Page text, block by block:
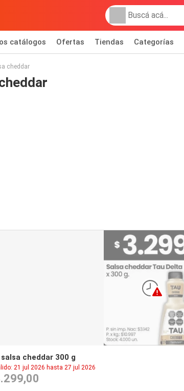
catálogos Ofertas Tiendas Categorías
cheddar
cheddar 300 g
21 jul 2026 hasta 27 jul 2026